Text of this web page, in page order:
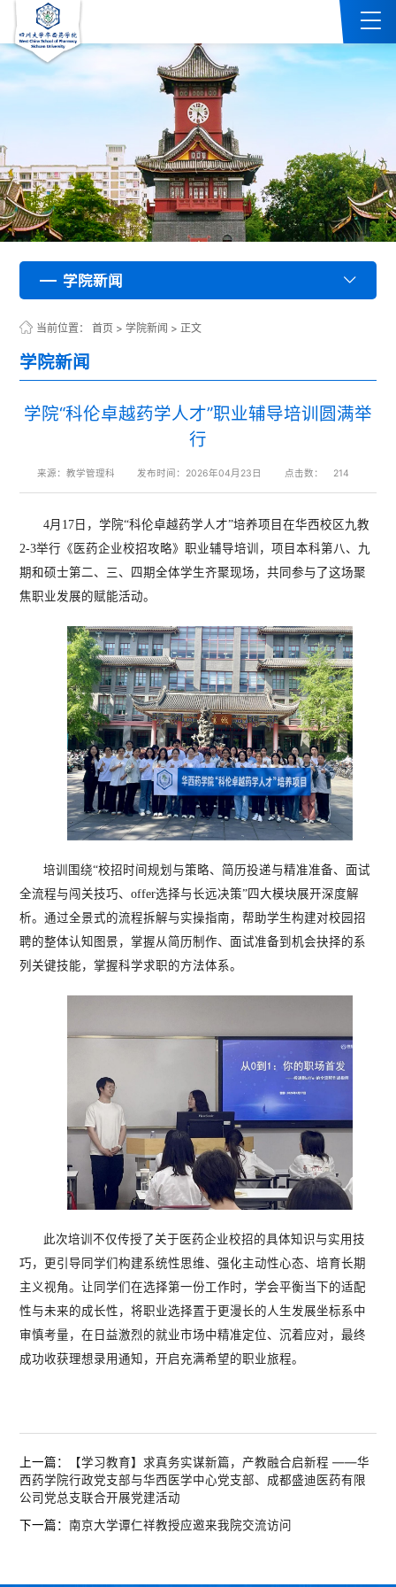
学院新闻
学院新闻
学院新闻
学院新闻
学院新闻
学院新闻
学院新闻
学院新闻
学院新闻
学院新闻
学院新闻
学院新闻
学院新闻
学院新闻
学院新闻
学院新闻
学院新闻
学院新闻
学院新闻
学院新闻
学院新闻
学院新闻
学院新闻
学院新闻
学院新闻
学院新闻
学院新闻
学院新闻
学院新闻
学院新闻
学院新闻
学院新闻
学院新闻
学院新闻
学院新闻
学院新闻
学院新闻
学院新闻
学院新闻
学院新闻
学院新闻
学院新闻
学院新闻
学院新闻
学院新闻
学院新闻
学院新闻
学院新闻
学院新闻
学院新闻
学院新闻
学院新闻
学院新闻
学院新闻
学院新闻
学院新闻
学院新闻
学院新闻
学院新闻
学院新闻
学院新闻
学院新闻
学院新闻